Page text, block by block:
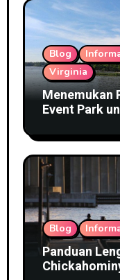
Blog
Virginia
Menemukan
Event Park
Blog
Panduan